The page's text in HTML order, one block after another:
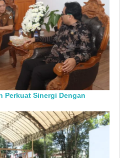
Perkuat Sinergi Dengan